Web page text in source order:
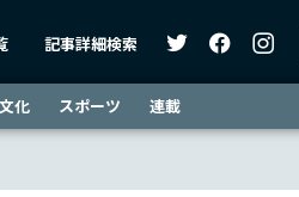
記事詳細検索
化 スポーツ 連載